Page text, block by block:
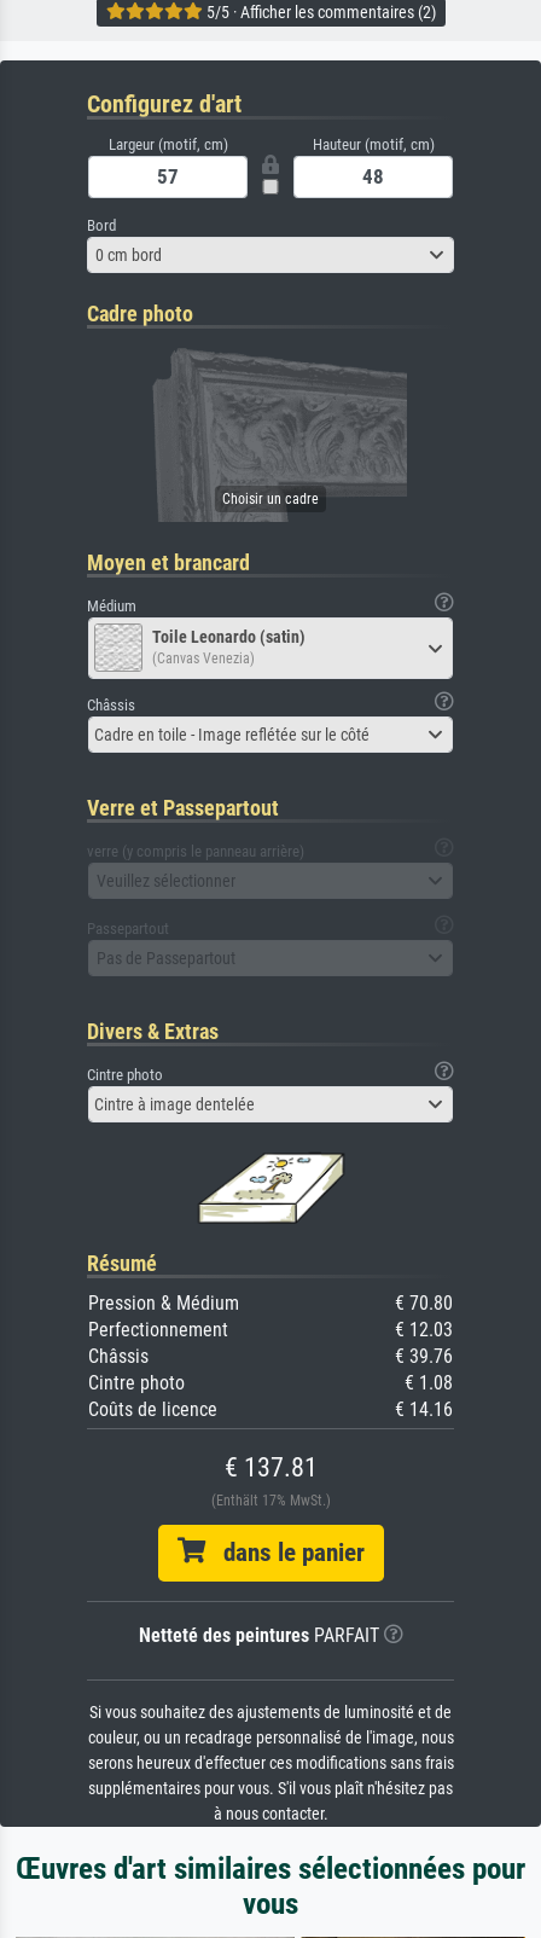
5/5 · Afficher les commentaires (2)
Configurez d'art
Largeur (motif, cm) Hauteur (motif, cm)
Bord
0 cm bord
Cadre photo
Moyen et brancard
Médium
Toile Leonardo (satin)
(Canvas Venezia)
Châssis
Cadre en toile - Image reflétée sur le côté
Verre et Passepartout
verre (y compris le panneau arrière)
Veuillez sélectionner
Passepartout
Pas de Passepartout
Divers & Extras
Cintre photo
Cintre à image dentelée
Résumé
Pression & Médium
€ 70.80
Perfectionnement
€ 12.03
Châssis
€ 39.76
Cintre photo
€ 1.08
Coûts de licence
€ 14.16
€ 137.81
(Enthält 17% MwSt.)
dans le panier
Netteté des peinturesPARFAIT
Si vous souhaitez des ajustements de luminosité et de
couleur, ou un recadrage personnalisé de l'image, nous
serons heureux d'effectuer ces modifications sans frais
supplémentaires pour vous. S'il vous plaît n'hésitez pas
à nous contacter.
Œuvres d'art similaires sélectionnées pour
vous